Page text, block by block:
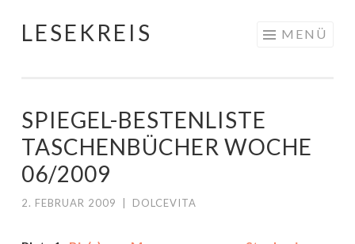
Springe
LESEKREIS MENÜ
SPIEGEL-BESTENLISTE
TASCHENBÜCHER WOCHE
06/2009
2. FEBRUAR 2009 DOLCEVITA